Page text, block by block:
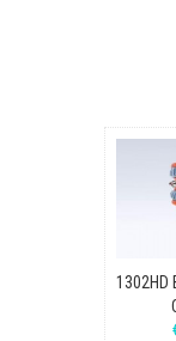
1302HD